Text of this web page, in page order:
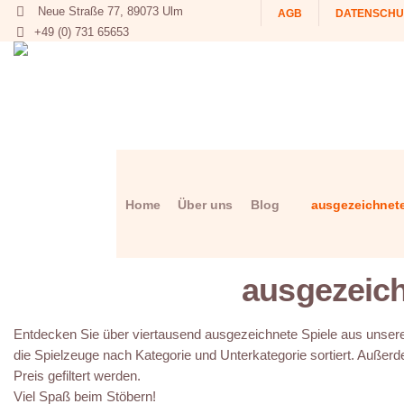
AGB
Neue Straße 77, 89073 Ulm
+49 (0) 731 65653
Home Über uns Blog
Entdecken Sie über viertausend ausgezeichnete Spiele aus
die Spielzeuge nach Kategorie und Unterkategorie sortiert.
Preis gefiltert werden.
Viel Spaß beim Stöbern!